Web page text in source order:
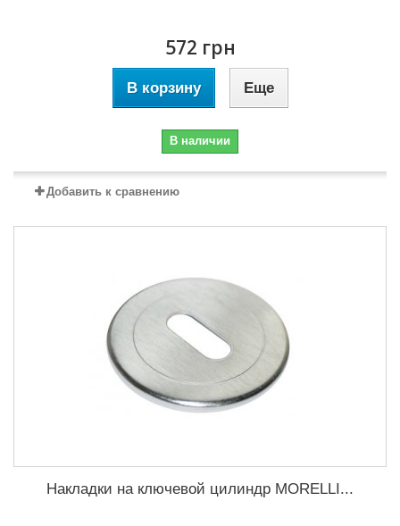
572 грн
В корзину Еще
В наличии
Добавить к сравнению
Накладки на ключевой цилиндр MORELLI...